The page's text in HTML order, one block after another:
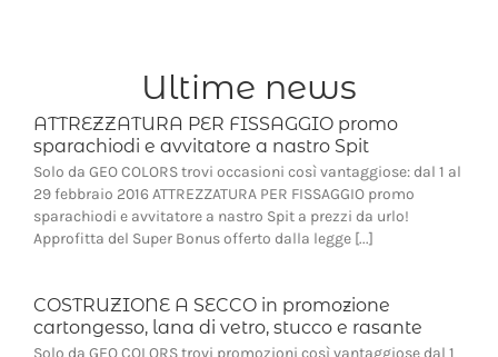
Ultime news
ATTREZZATURA PER FISSAGGIO promo
sparachiodi e avvitatore a nastro Spit
Solo da GEO COLORS trovi occasioni così vantaggiose: dal 1 al
29 febbraio 2016 ATTREZZATURA PER FISSAGGIO promo
sparachiodi e avvitatore a nastro Spit a prezzi da urlo!
Approfitta del Super Bonus offerto dalla legge [...]
COSTRUZIONE A SECCO in promozione
cartongesso, lana di vetro, stucco e rasante